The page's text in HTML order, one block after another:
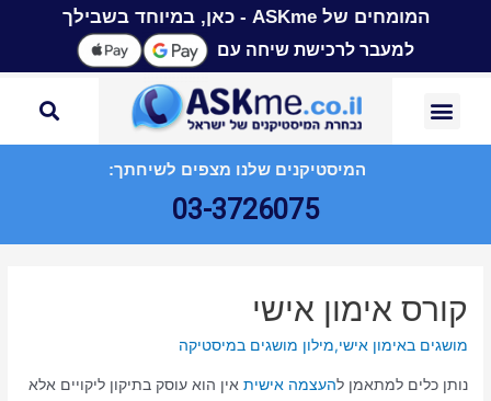
המומחים של ASKme - כאן, במיוחד בשבילך
למעבר לרכישת שיחה עם
המיסטיקנים שלנו מצפים לשיחתך:
03-3726075
קורס אימון אישי
מושגים באימון אישי,מילון מושגים במיסטיקה
נותן כלים למתאמן להעצמה אישית אין הוא עוסק בתיקון ליקויים אלא